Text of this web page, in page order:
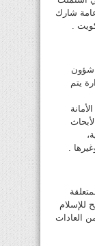
شارك
.
شؤون
يتم
.
للإسلام
العادات